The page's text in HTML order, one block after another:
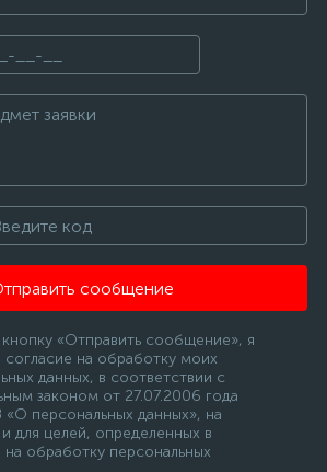
сообщение
«Отправить сообщение», я
на обработку моих
данных, в соответствии с
законом от 27.07.2006 года
персональных данных», на
для целей, определенных в
на обработку персональных